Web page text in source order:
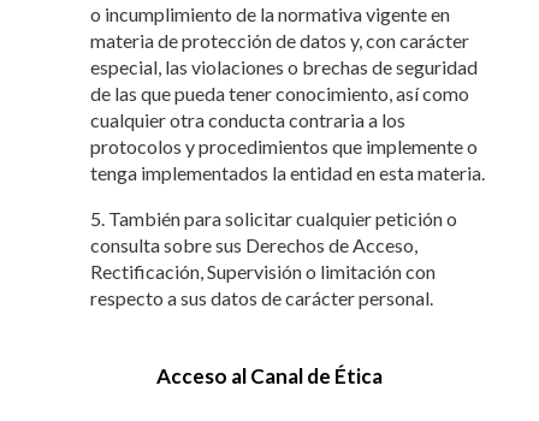
o incumplimiento de la normativa vigente en
materia de protección de datos y, con carácter
especial, las violaciones o brechas de seguridad
de las que pueda tener conocimiento, así como
cualquier otra conducta contraria a los
protocolos y procedimientos que implemente o
tenga implementados la entidad en esta materia.
5. También para solicitar cualquier petición o
consulta sobre sus Derechos de Acceso,
Rectificación, Supervisión o limitación con
respecto a sus datos de carácter personal.
Acceso al Canal de Ética